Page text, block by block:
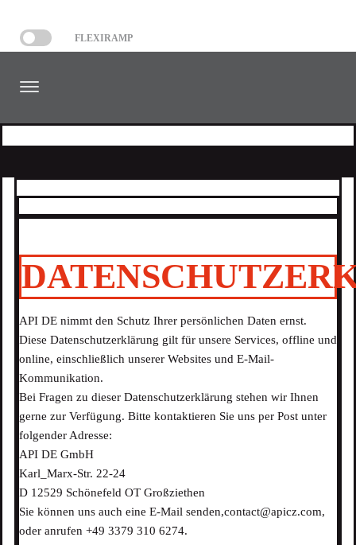
FLEXIRAMP
API DE nimmt den Schutz Ihrer persönlichen Daten ernst.
Diese Datenschutzerklärung gilt für unsere Services, offline und
online, einschließlich unserer Websites und E-Mail-
Kommunikation.
Bei Fragen zu dieser Datenschutzerklärung stehen wir Ihnen
gerne zur Verfügung. Bitte kontaktieren Sie uns per Post unter
folgender Adresse:
API DE GmbH
Karl_Marx-Str. 22-24
D 12529 Schönefeld OT Großziethen
Sie können uns auch eine E-Mail senden,contact@apicz.com,
oder anrufen +49 3379 310 6274.